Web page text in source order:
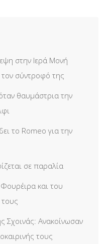
στην Ιερά Μονή
σύντροφό της
θαυμάστρια την
το Romeo για την
σε παραλία
και του
Σχοινάς: Ανακοίνωσαν
τους